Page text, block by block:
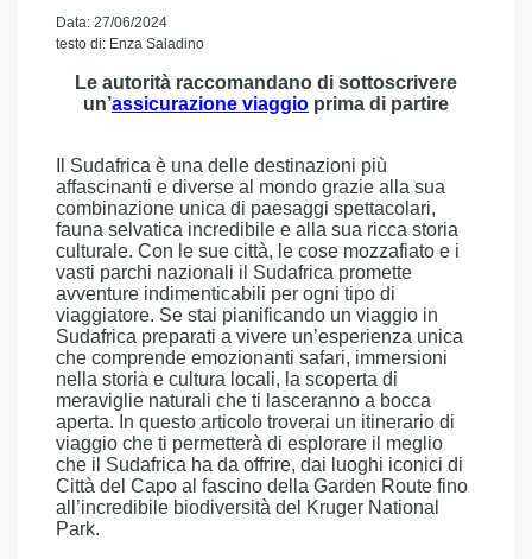
Data: 27/06/2024
testo di: Enza Saladino
Le autorità raccomandano di sottoscrivere
un’assicurazione viaggio prima di partire
Il Sudafrica è una delle destinazioni più
affascinanti e diverse al mondo grazie alla sua
combinazione unica di paesaggi spettacolari,
fauna selvatica incredibile e alla sua ricca storia
culturale. Con le sue città, le cose mozzafiato e i
vasti parchi nazionali il Sudafrica promette
avventure indimenticabili per ogni tipo di
viaggiatore. Se stai pianificando un viaggio in
Sudafrica preparati a vivere un’esperienza unica
che comprende emozionanti safari, immersioni
nella storia e cultura locali, la scoperta di
meraviglie naturali che ti lasceranno a bocca
aperta. In questo articolo troverai un itinerario di
viaggio che ti permetterà di esplorare il meglio
che il Sudafrica ha da offrire, dai luoghi iconici di
Città del Capo al fascino della Garden Route fino
all’incredibile biodiversità del Kruger National
Park.